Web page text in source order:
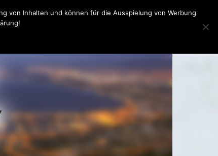
von Inhalten und können für die Ausspielung von Werbung